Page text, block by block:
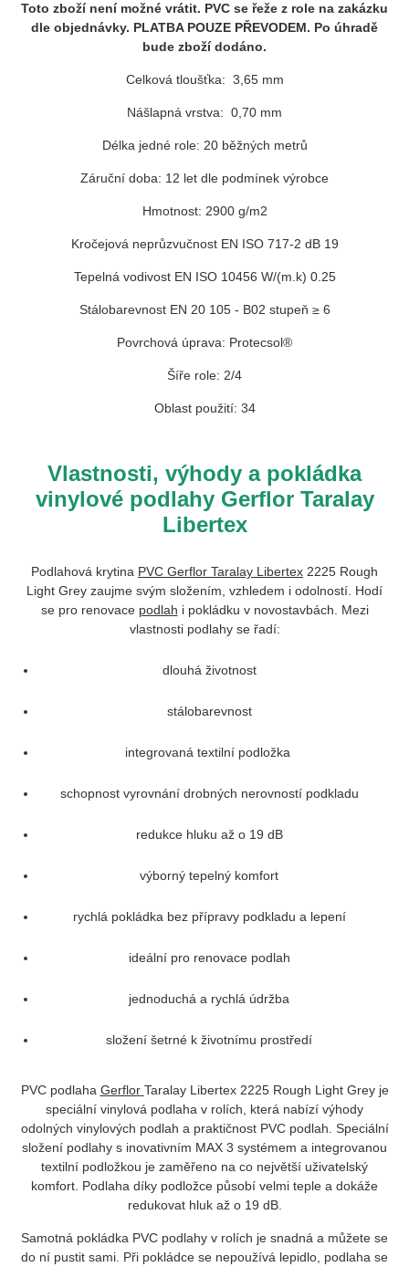
Toto zboží není možné vrátit. PVC se řeže z role na zakázku
dle objednávky. PLATBA POUZE PŘEVODEM. Po úhradě
bude zboží dodáno.
Celková tloušťka: 3,65 mm
Nášlapná vrstva: 0,70 mm
Délka jedné role: 20 běžných metrů
Záruční doba: 12 let dle podmínek výrobce
Hmotnost: 2900 g/m2
Kročejová neprůzvučnost EN ISO 717-2 dB 19
Tepelná vodivost EN ISO 10456 W/(m.k) 0.25
Stálobarevnost EN 20 105 - B02 stupeň ≥ 6
Povrchová úprava: Protecsol®
Šíře role: 2/4
Oblast použití: 34
Vlastnosti, výhody a pokládka
vinylové podlahy Gerflor Taralay
Libertex
Podlahová krytina PVC Gerflor Taralay Libertex 2225 Rough
Light Grey zaujme svým složením, vzhledem i odolností. Hodí
se pro renovace podlah i pokládku v novostavbách. Mezi
vlastnosti podlahy se řadí:
dlouhá životnost
stálobarevnost
integrovaná textilní podložka
schopnost vyrovnání drobných nerovností podkladu
redukce hluku až o 19 dB
výborný tepelný komfort
rychlá pokládka bez přípravy podkladu a lepení
ideální pro renovace podlah
jednoduchá a rychlá údržba
složení šetrné k životnímu prostředí
PVC podlaha Gerflor Taralay Libertex 2225 Rough Light Greyje
speciální vinylová podlaha v rolích, která nabízí výhody
odolných vinylových podlah a praktičnost PVC podlah. Speciální
složení podlahy s inovativním MAX 3 systémem a integrovanou
textilní podložkou je zaměřeno na co největší uživatelský
komfort. Podlaha díky podložce působí velmi teple a dokáže
redukovat hluk až o 19 dB.
Samotná pokládka PVC podlahy v rolích je snadná a můžete se
do ní pustit sami. Při pokládce se nepoužívá lepidlo, podlaha se